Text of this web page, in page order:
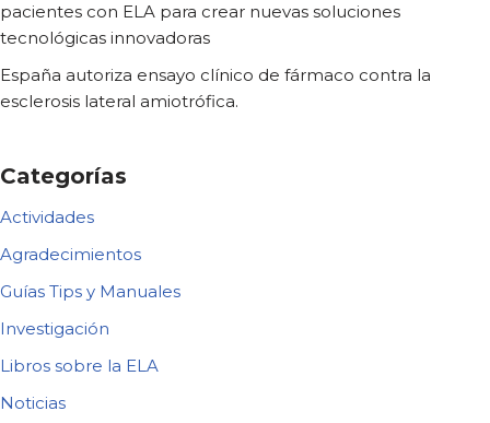
pacientes con ELA para crear nuevas soluciones
tecnológicas innovadoras
España autoriza ensayo clínico de fármaco contra la
esclerosis lateral amiotrófica.
Categorías
Actividades
Agradecimientos
Guías Tips y Manuales
Investigación
Libros sobre la ELA
Noticias